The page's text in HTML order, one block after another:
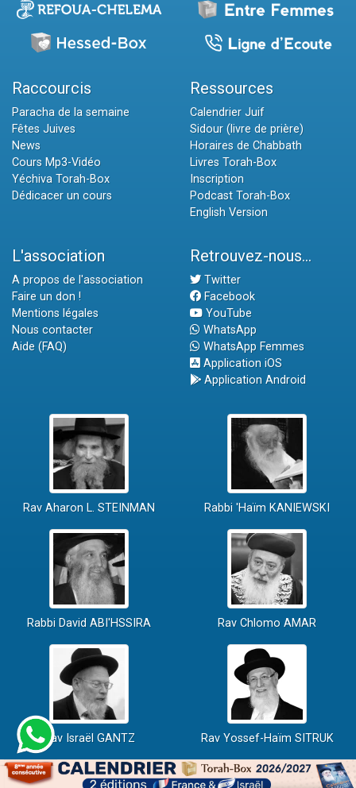
Raccourcis
Paracha de la semaine
Fêtes Juives
News
Cours Mp3-Vidéo
Yéchiva Torah-Box
Dédicacer un cours
Ressources
Calendrier Juif
Sidour (livre de prière)
Horaires de Chabbath
Livres Torah-Box
Inscription
Podcast Torah-Box
English Version
L'association
A propos de l'association
Faire un don !
Mentions légales
Nous contacter
Aide (FAQ)
Retrouvez-nous...
Twitter
Facebook
YouTube
WhatsApp
WhatsApp Femmes
Application iOS
Application Android
Rav Aharon L. STEINMAN Rabbi 'Haïm KANIEWSKI
Rabbi David ABI'HSSIRA Rav Chlomo AMAR
Rav Israël GANTZ Rav Yossef-Haïm SITRUK